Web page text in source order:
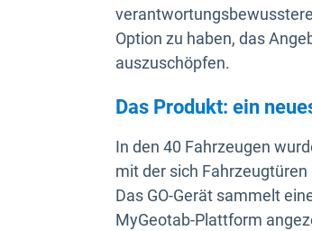
Option zu haben, das
auszuschöpfen.
Das Produkt: ein
In den 40 Fahrzeugen
mit der sich
Das GO-Gerät sammelt
MyGeotab-Plattform